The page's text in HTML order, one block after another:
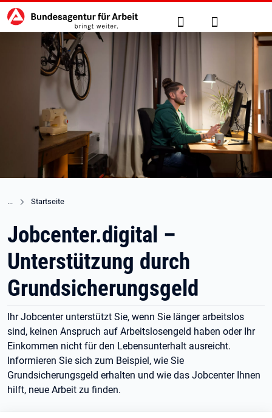
zu den Hauptinhalten springen
Hauptnavigation Suche Anmelden
Startseite
Jobcenter.digital –
Unterstützung durch
Grundsicherungsgeld
Ihr Jobcenter unterstützt Sie, wenn Sie länger arbeitslos
sind, keinen Anspruch auf Arbeitslosengeld haben oder Ihr
Einkommen nicht für den Lebensunterhalt ausreicht.
Informieren Sie sich zum Beispiel, wie Sie
Grundsicherungsgeld erhalten und wie das Jobcenter Ihnen
hilft, neue Arbeit zu finden.